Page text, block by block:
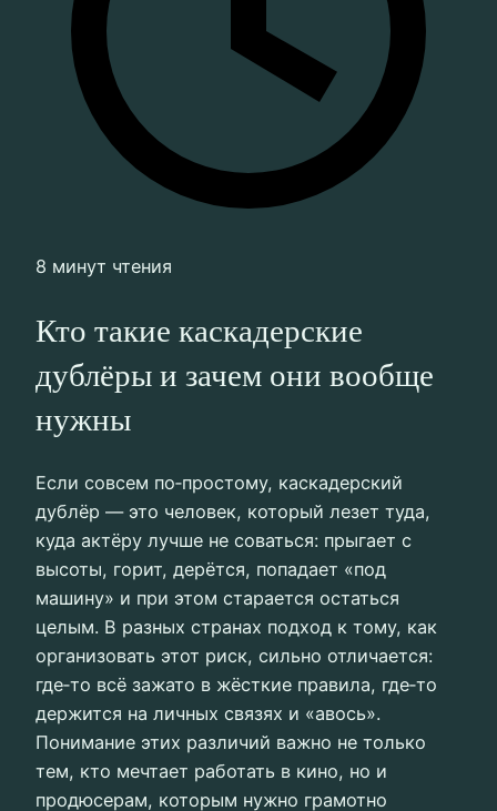
8 минут чтения
Кто такие каскадерские
дублёры и зачем они вообще
нужны
Если совсем по‑простому, каскадерский
дублёр — это человек, который лезет туда,
куда актёру лучше не соваться: прыгает с
высоты, горит, дерётся, попадает «под
машину» и при этом старается остаться
целым. В разных странах подход к тому, как
организовать этот риск, сильно отличается:
где‑то всё зажато в жёсткие правила, где‑то
держится на личных связях и «авось».
Понимание этих различий важно не только
тем, кто мечтает работать в кино, но и
продюсерам, которым нужно грамотно